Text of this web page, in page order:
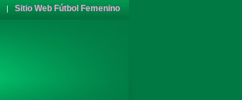
Sitio Web Fútbol Femenino